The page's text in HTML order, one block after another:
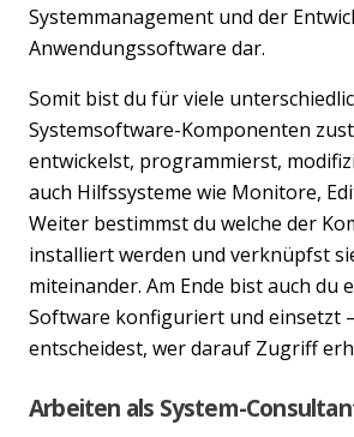
Systemmanagement und der
Anwendungssoftware dar.
Somit bist du für viele
Systemsoftware-Komponenten
entwickelst, programmierst,
auch Hilfssysteme wie Monitore,
Weiter bestimmst du welche der
installiert werden und verknüpfst
miteinander. Am Ende bist auch du
Software konfiguriert und einsetzt
entscheidest, wer darauf Zugriff
Arbeiten als System-